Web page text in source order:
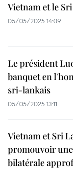
Vietnam et le
05/05/2025 14:09
Le président
banquet en
sri-lankais
05/05/2025 13:11
Vietnam et Sri
promouvoir
bilatérale